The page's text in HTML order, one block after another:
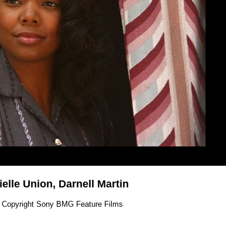
Union, Darnell Martin
Copyright Sony BMG Feature Films